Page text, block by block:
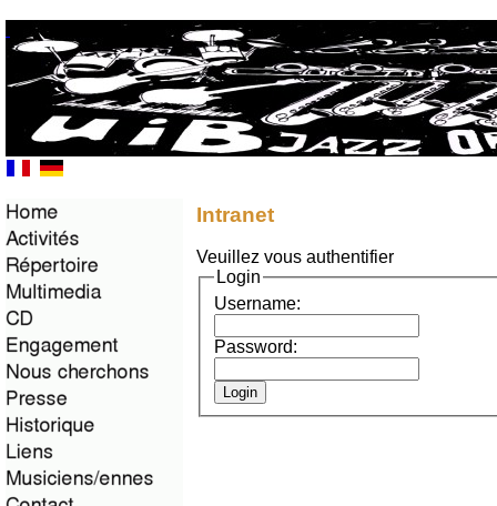
Intranet
Veuillez vous authentifier
Login
Username:
Password: